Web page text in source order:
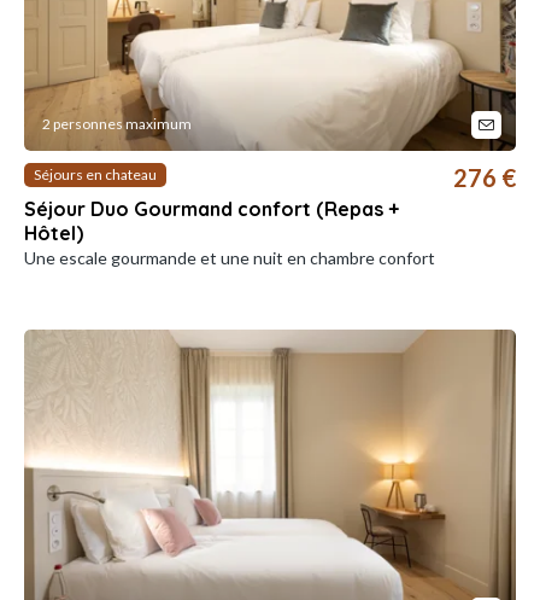
2 personnes maximum
Séjours en chateau
Séjour Duo Gourmand confort (Repas +
Hôtel)
276 €
Une escale gourmande et une nuit en chambre confort